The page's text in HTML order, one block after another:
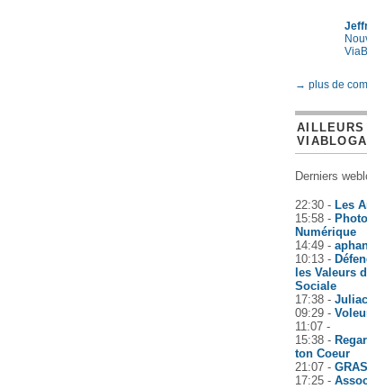
→ plus de
AILLEURS
VIABLOGA
Derniers
22:30 - Les
15:58 -
Numérique
14:49 -
10:13 -
les Valeurs
Sociale
17:38 -
09:29 -
11:07 -
15:38 -
ton Coeur
21:07 -
17:25 -